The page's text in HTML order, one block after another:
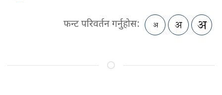
फन्ट परिवर्तन गर्नुहोस: